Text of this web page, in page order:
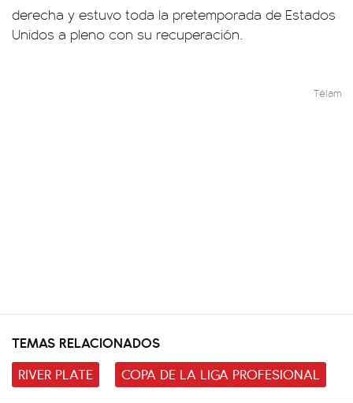
derecha y estuvo toda la pretemporada de Estados
Unidos a pleno con su recuperación.
Télam
TEMAS RELACIONADOS
RIVER PLATE
COPA DE LA LIGA PROFESIONAL